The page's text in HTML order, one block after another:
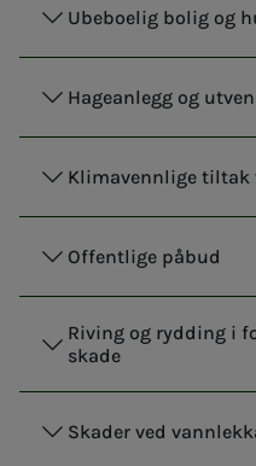
Ubeboelig bolig og
Hageanlegg og
Klimavennlige tiltak
Offentlige påbud
Riving og rydding i
skade
Skader ved